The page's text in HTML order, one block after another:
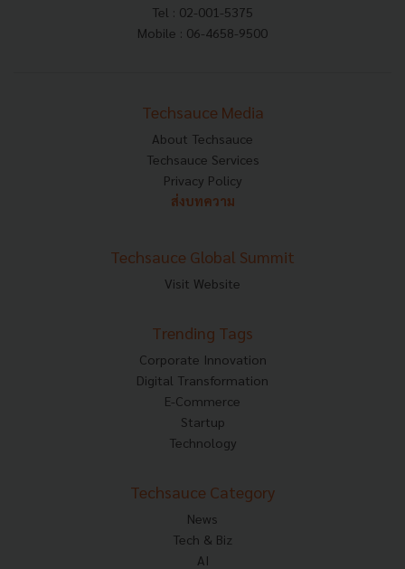
Tel : 02-001-5375
Mobile : 06-4658-9500
Techsauce Media
About Techsauce
Techsauce Services
Privacy Policy
ส่งบทความ
Techsauce Global Summit
Visit Website
Trending Tags
Corporate Innovation
Digital Transformation
E-Commerce
Startup
Technology
Techsauce Category
News
Tech & Biz
AI